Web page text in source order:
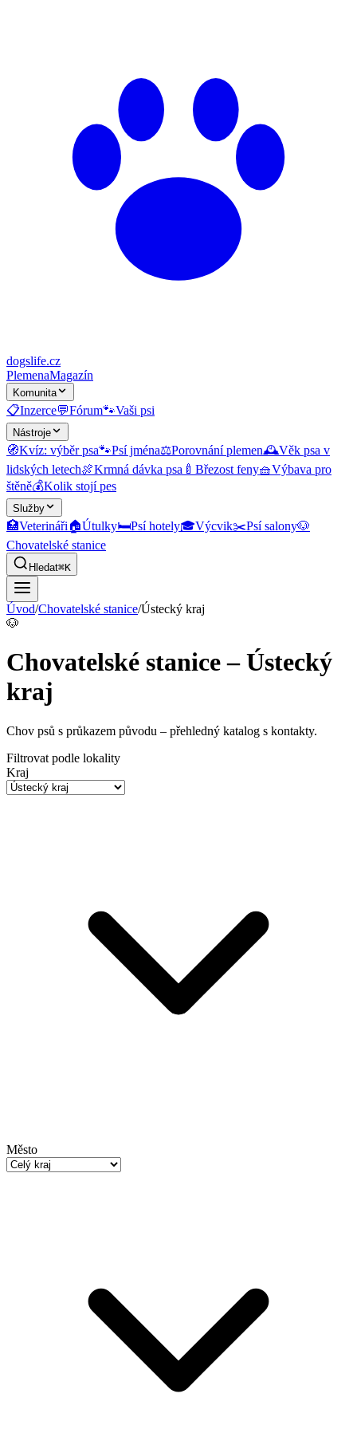
dogslife.cz
PlemenaMagazín
Komunita
📋Inzerce💬Fórum🐾Vaši psi
Nástroje
🧭Kvíz: výběr psa🐾Psí jména⚖️Porovnání plemen🕰️Věk psa v
lidských letech🍖Krmná dávka psa 🍼 Březost feny🧺Výbava pro
štěně💰Kolik stojí pes
Služby
🏥Veterináři🏠Útulky🛏️Psí hotely🎓Výcvik✂️Psí salony🐶
Chovatelské stanice
Hledat⌘K
Úvod/Chovatelské stanice/Ústecký kraj
🐶
Chovatelské stanice – Ústecký
kraj
Chov psů s průkazem původu – přehledný katalog s kontakty.
Filtrovat podle lokality
Kraj
Město